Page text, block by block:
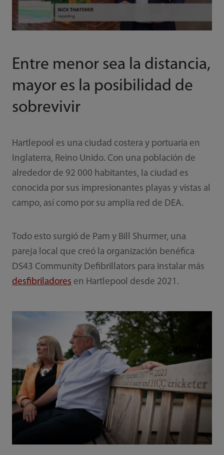
Entre menor sea la distancia,
mayor es la posibilidad de
sobrevivir
Hartlepool es una ciudad costera y portuaria en
Inglaterra, Reino Unido. Con una población de
alrededor de 92 000 habitantes, la ciudad es
conocida por sus impresionantes playas y vistas al
campo, así como por su amplia red de DEA.
Todo esto surgió de Pam y Bill Shurmer, una
pareja local que creó la organización benéfica
DS43 Community Defibrillators para instalar más
desfibriladores en Hartlepool desde 2021.